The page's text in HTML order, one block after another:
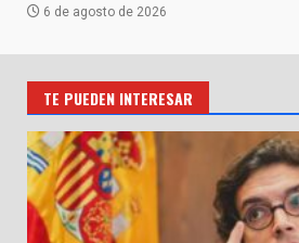
6 de agosto de 2026
TE PUEDEN INTERESAR